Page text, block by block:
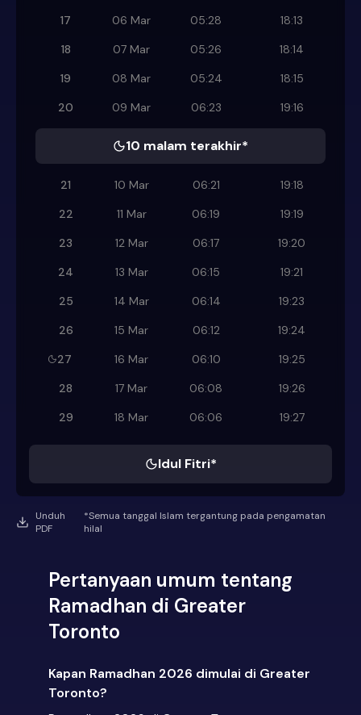
17
06 Mar 05:28
18:13
18
07 Mar 05:26
18:14
19
08 Mar 05:24
18:15
20
09 Mar 06:23 19:16
10 malam terakhir*
21 10 Mar 06:21
19:18
22
11 Mar 06:19
19:19
23
12 Mar 06:17
19:20
24
13 Mar 06:15
19:21
25
14 Mar 06:14
19:23
26
15 Mar 06:12
19:24
27
16 Mar 06:10
19:25
28
17 Mar 06:08
19:26
29
18 Mar 06:06 19:27
Idul Fitri*
Unduh
PDF
*Semua tanggal Islam tergantung pada pengamatan
hilal
Pertanyaan umum tentang
Ramadhan di Greater
Toronto
Kapan Ramadhan 2026 dimulai di Greater
Toronto?